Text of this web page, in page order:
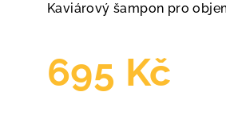
Kaviárový šampon pro
695 Kč